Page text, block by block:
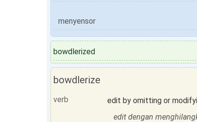
menyensor
bowdlerized
bowdlerize
verb
edit by omitting or
edit dengan